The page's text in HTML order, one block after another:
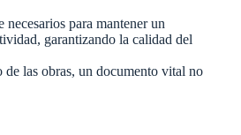
para mantener un
garantizando la calidad del
de las obras, un documento vital no